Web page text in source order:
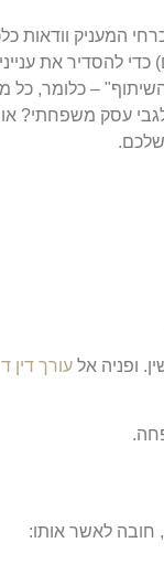
המעניק וודאות
להסדיר את
קובע כברירת מחדל את "הלכת השיתוף" –
עסק משפחתי? או
ופניה אל עורך דין
חובה לאשר אותו: